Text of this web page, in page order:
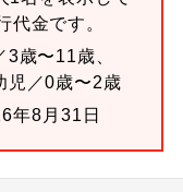
代金です。
歳〜11歳、
児／0歳〜2歳
年8月31日